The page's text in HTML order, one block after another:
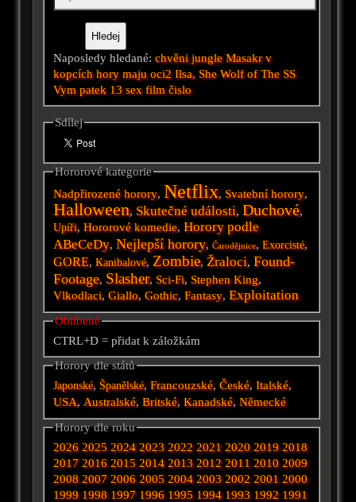
Naposledy hledané:chvěni jungle Masakr v
kopcích hory maju oci2 Ilsa, She Wolf of The SS
Vym patek 13 sex film čislo
Sdílej
Hororové kategorie
Nadpřirozené horory, Netflix, Svatební horory,
Halloween, Skutečné události, Duchové,
Upíři,Hororové komedie,Horory podle
ABeCeDy, Nejlepší horory,Čarodějnice,Exorcisté,
GORE,Kanibalové, Zombie, Žraloci, Found-
Footage, Slasher, Sci-Fi, Stephen King,
Vlkodlaci,Giallo,Gothic,Fantasy,Exploitation
Oblíbené
CTRL+D = přidat k záložkám
Horory dle států
Japonské, Španělské,Francouzské,České,Italské,
USA,Australské,Britské,Kanadské,Německé
Horory dle roku
2026 2025 2024 2023 2022 2021 2020 2019 2018
2017 2016 2015 2014 2013 2012 2011 2010 2009
2008 2007 2006 2005 2004 2003 2002 2001 2000
1999 1998 1997 1996 1995 1994 1993 1992 1991